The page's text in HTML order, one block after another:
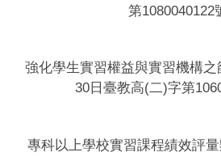
第1080040122
強化學生實習權益與實習機構之
30日臺教高(二)字第
專科以上學校實習課程績效評